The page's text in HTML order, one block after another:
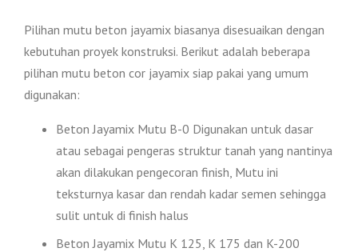
Pilihan mutu beton jayamix biasanya disesuaikan dengan
kebutuhan proyek konstruksi. Berikut adalah beberapa
pilihan mutu beton cor jayamix siap pakai yang umum
digunakan:
Beton Jayamix Mutu B-0 Digunakan untuk dasar
atau sebagai pengeras struktur tanah yang nantinya
akan dilakukan pengecoran finish, Mutu ini
teksturnya kasar dan rendah kadar semen sehingga
sulit untuk di finish halus
Beton Jayamix Mutu K 125, K 175 dan K-200